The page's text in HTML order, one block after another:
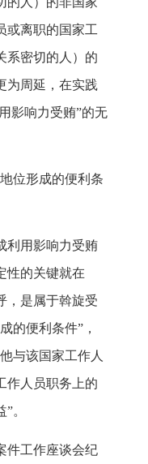
或离职的国家工
系密切的人）的
为周延，在实践
影响力受贿”的无
位形成的便利条
利用影响力受贿
性的关键就在
，是属于斡旋受
的便利条件”，
与该国家工作人
作人员职务上的
。
件工作座谈会纪